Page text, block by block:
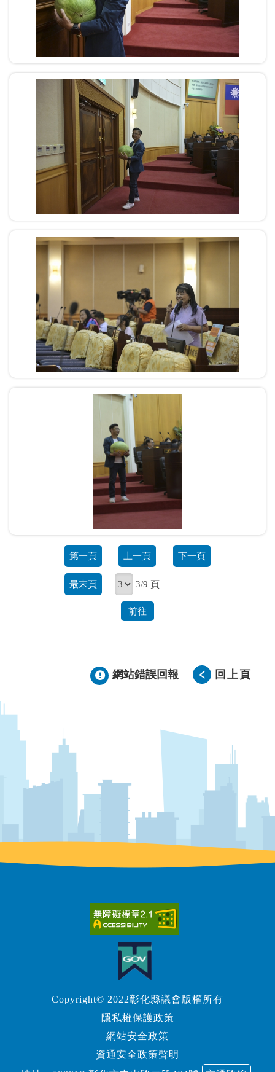
第一頁 上一頁 下一頁
最末頁 3/9 頁
前往
網站錯誤回報 回上頁
Copyright© 2022彰化縣議會版權所有
隱私權保護政策
網站安全政策
資通安全政策聲明